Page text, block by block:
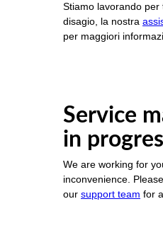
Stiamo lavorando
disagio, la nostra
per maggiori
Service
in
We are working for
inconvenience.
our support team for